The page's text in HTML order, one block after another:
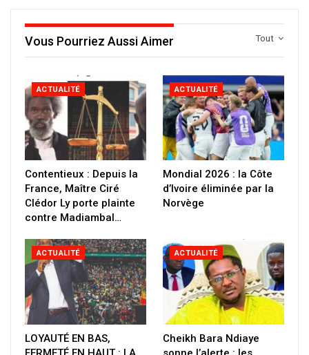
Tout
Vous Pourriez Aussi Aimer
ACTUALITÉ
Contentieux : Depuis la
France, Maître Ciré
Clédor Ly porte plainte
contre Madiambal…
ACTUALITÉ
Mondial 2026 : la Côte
d’Ivoire éliminée par la
Norvège
ACTUALITÉ
LOYAUTÉ EN BAS,
ACTUALITÉ
Cheikh Bara Ndiaye